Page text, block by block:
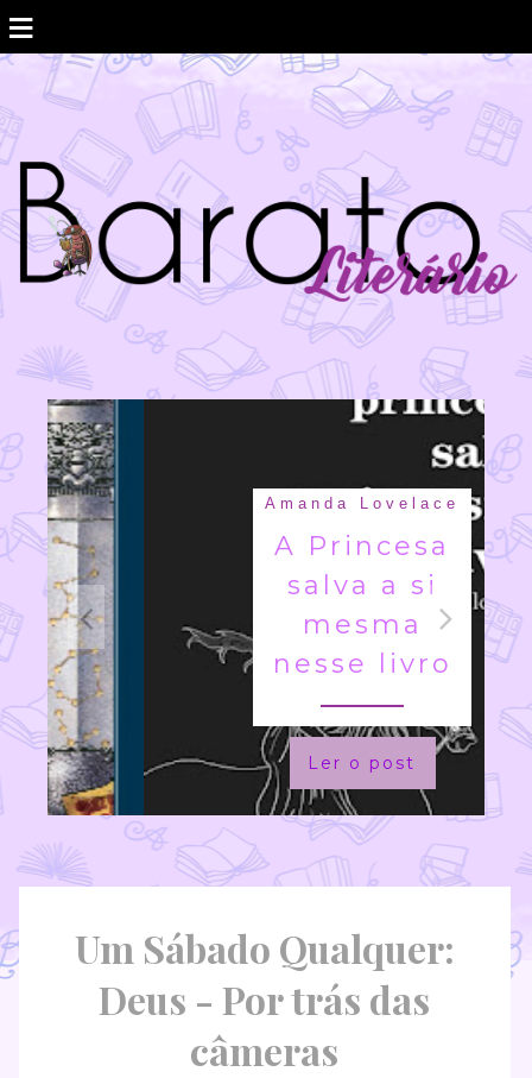
≡
Amanda Lovelace
A Princesa
salva a si
mesma
nesse livro
Ler o post
Um Sábado Qualquer:
Deus - Por trás das
câmeras